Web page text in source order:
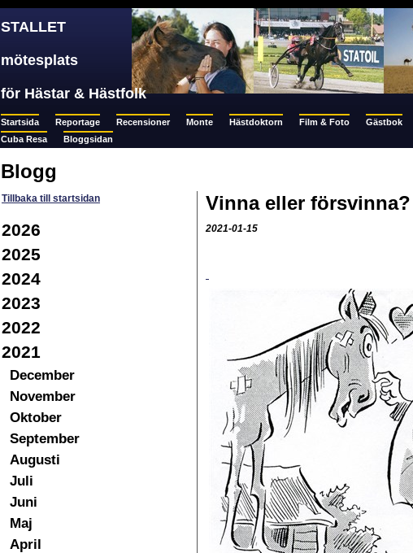
STALLET
mötesplats
för Hästar & Hästfolk
Startsida Reportage Recensioner Monte Hästdoktorn Film & Foto Gästbok
Cuba Resa
Bloggsidan
Blogg
Tillbaka till startsidan
2026
2025
2024
2023
2022
2021
December
November
Oktober
September
Augusti
Juli
Juni
Maj
April
Vinna eller försvinna?
2021-01-15